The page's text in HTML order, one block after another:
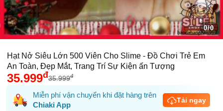
0/0
Hạt Nở Siêu Lớn 500 Viên Cho Slime - Đồ Chơi Trẻ Em
An Toàn, Đẹp Mắt, Trang Trí Sự Kiện ấn Tượng
35.999đ35.999đ
Miễn phí vận chuyển khi đặt hàng trên
Chiaki App
Tải ngay